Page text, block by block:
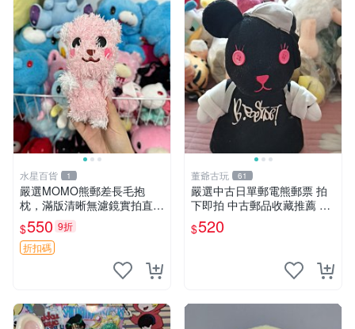
水星百貨 1
嚴選MOMO熊郵差長毛抱
枕，滿版清晰無濾鏡實拍直
銷。每周新品到貨，不容錯
過！ 郵差熊 長毛 抱枕
$550 9折
折扣碼
董爺古玩 61
嚴選中古日單郵電熊郵票 拍
下即拍 中古郵品收藏推薦 郵
票 郵電熊 日本
$520